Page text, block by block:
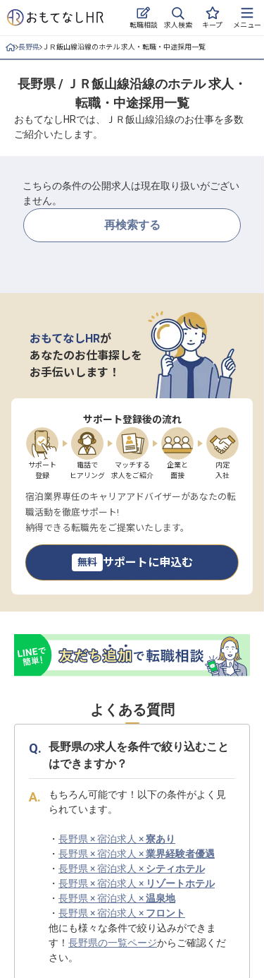
転職相談 求人検索 キープ メニュー
ログイン
求人・施設を探す
キープした求人
おもてなしHRについて
無料 転職サポートに申し込む
採用をお考えの企業様へ
長野県 ＪＲ飯山線沿線のホテル 求人・転職・中途採用一覧
長野県 / ＪＲ飯山線沿線のホテル 求人・
転職・中途採用一覧
おもてなしHRでは、ＪＲ飯山線沿線のお仕事を多数
ご紹介いたします。
こちらの条件の公開求人は現在取り扱いがござい
ません。
再検索する
おもてなしHRが
あなたのお仕事探しを
お手伝いします！
サポート登録後の流れ
サポート
登録
電話で
ヒアリング
マッチする
求人をご紹介
企業と
面接
内定
入社
宿泊業界専任のキャリアアドバイザーがあなたの転
職活動を徹底サポート!
納得できる転職先をご提案いたします。
無料 サポートに申込む
よくある質問
長野県の求人を条件で絞り込むこと
はできますか？
もちろん可能です！以下の条件がよく見
られています。
・ 長野県 × 宿泊求人 ×寮あり
・ 長野県 × 宿泊求人 ×業界経験者優遇
・ 長野県 × 宿泊求人 × シティホテル
・ 長野県 × 宿泊求人 × リゾートホテル
・ 長野県 × 宿泊求人 ×温泉地
・ 長野県 × 宿泊求人 × フロント
他にも様々な条件で絞り込みができま
す！ 長野県の一覧ページからご確認くだ
さい。